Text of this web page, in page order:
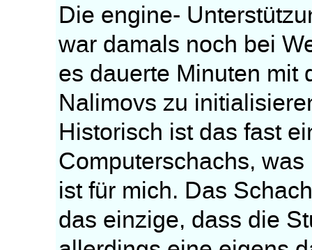
Die engine-
war damals noch bei
es dauerte Minuten mit
Nalimovs zu
Historisch ist das fast
Computerschachs,
ist für mich. Das
das einzige, dass die